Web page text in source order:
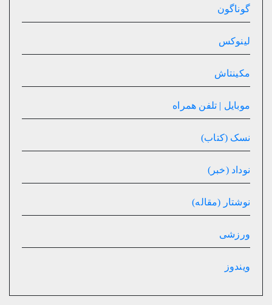
گوناگون
لینوکس
مکینتاش
موبایل | تلفن همراه
نسک (کتاب)
نوداد (خبر)
نوشتار (مقاله)
ورزشی
ویندوز